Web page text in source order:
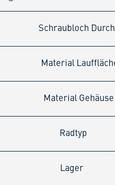
Schraubloch
Material
Material Gehäuse
Radtyp
Lager